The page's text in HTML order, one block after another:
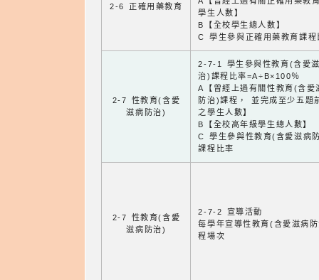
2-6 正確用藥教育
學生人數】
B【全校學生總人數】
C 學生參與正確用藥教育課程
2-7 性教育(含愛
滋病防治)
2-7-1 學生參與性教育(含愛
治)課程比率=A÷B×100％
A【曾經上過有關性教育(含愛
防治)課程， 並完成至少五題
之學生人數】
B【全校高年級學生總人數】
C 學生參與性教育(含愛滋病
課程比率
2-7 性教育(含愛
滋病防治)
2-7-2 宣導活動
每學年宣導性教育(含愛滋病
程場次